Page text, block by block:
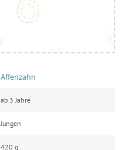
Affenzahn
ab 3 Jahre
Jungen
420 g